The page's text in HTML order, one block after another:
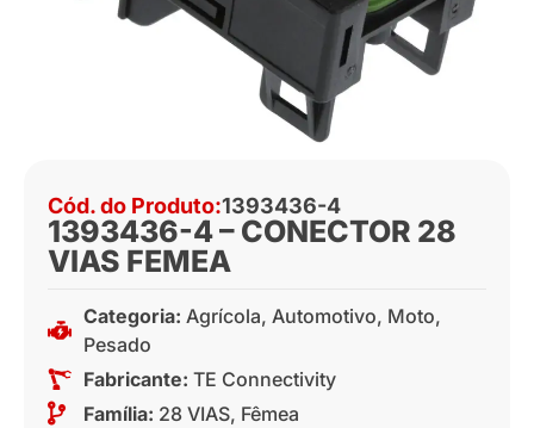
Cód. do Produto:1393436-4
1393436-4 – CONECTOR 28
VIAS FEMEA
Categoria: Agrícola, Automotivo, Moto,
Pesado
Fabricante: TE Connectivity
Família: 28 VIAS, Fêmea